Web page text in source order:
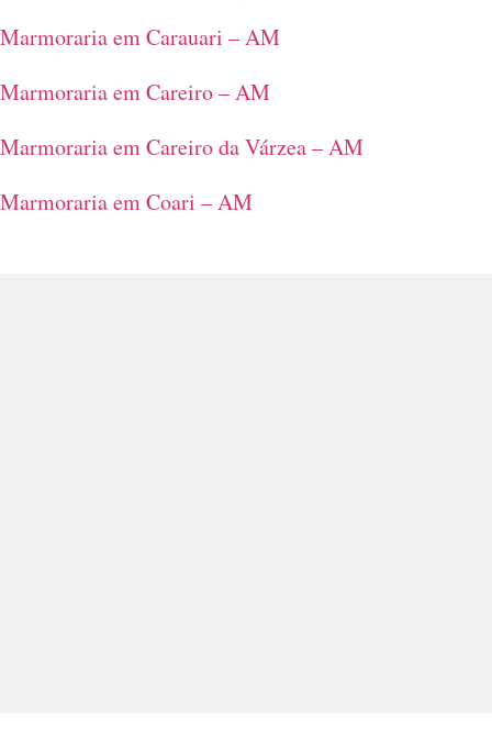
Marmoraria em Carauari – AM
Marmoraria em Careiro – AM
Marmoraria em Careiro da Várzea – AM
Marmoraria em Coari – AM